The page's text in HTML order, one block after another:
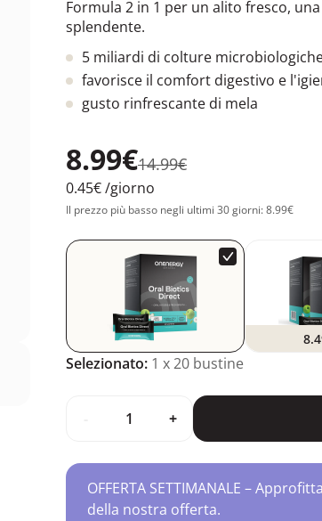
Formula 2 in 1 per un alito fresco,
splendente.
5 miliardi di colture
favorisce il comfort digestivo e
gusto rinfrescante di mela
8.99€14.99€
0.45€/giorno
Il prezzo più basso negli ultimi 30 giorni: 8.99€
Selezionato: 1 x 20 bustine
+
OFFERTA SETTIMANALE –
della nostra offerta.